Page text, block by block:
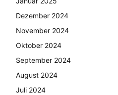
Dezember 2024
November 2024
Oktober 2024
September 2024
August 2024
Juli 2024